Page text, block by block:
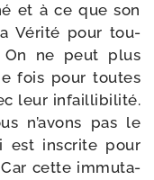
et à ce que son
Vérité pour tou­
On ne peut plus
fois pour toutes
leur infailli­bi­li­té.
n’avons pas le
est ins­crite pour
Car cette immu­ta­